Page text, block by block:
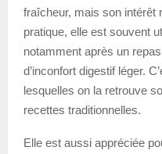
fraîcheur, mais son intérêt
pratique, elle est souvent
notamment après un
d’inconfort digestif léger.
lesquelles on la retrouve
recettes traditionnelles.
Elle est aussi appréciée